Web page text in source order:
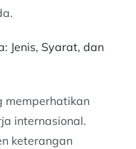
Jenis, Syarat, dan
memperhatikan
internasional.
keterangan